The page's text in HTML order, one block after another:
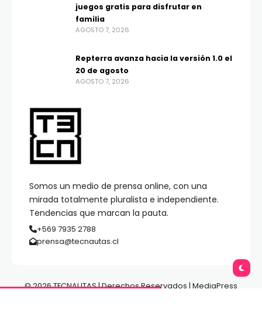
Somos un medio de prensa online, con una
mirada totalmente pluralista e independiente.
Tendencias que marcan la pauta.
+569 7935 2788
prensa@tecnautas.cl
juegos gratis para disfrutar en
familia
AGOSTO 7, 2026
Repterra avanza hacia la versión 1.0 el
20 de agosto
AGOSTO 7, 2026
© 2026 TECNAUTAS | Derechos Reservados | MediaPress